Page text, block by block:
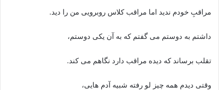
مراقبِ خودم ندید اما مراقب کلاس روبرویی من را دید.
داشتم به دوستم می گفتم که به آن یکی دوستم،
تقلب برساند که دیده مراقب دارد نگاهم می کند.
وقتی دیدم همه چیز لو رفته شبیه آدم هایی،